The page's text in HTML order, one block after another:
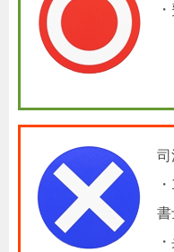
司